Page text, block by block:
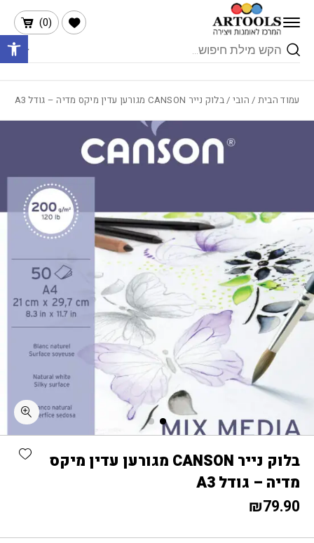
Skip to Content
Products
search
(
0
)
הרשימה שלי
עמוד הבית / הובי / בלוק נייר CANSON מגורען עדין מיקס מדיה – גודל A3
בלוק נייר CANSON מגורען עדין מיקס
מדיה – גודל A3
₪79.90
בחזרה למעלה